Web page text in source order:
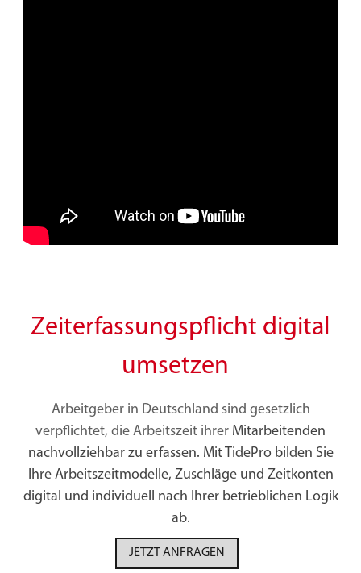
Zeiterfassungspflicht digital
umsetzen
Arbeitgeber in Deutschland sind gesetzlich
verpflichtet, die Arbeitszeit ihrer Mitarbeitenden
nachvollziehbar zu erfassen. Mit TidePro bilden Sie
Ihre Arbeitszeitmodelle, Zuschläge und Zeitkonten
digital und individuell nach Ihrer betrieblichen Logik
ab.
JETZT ANFRAGEN